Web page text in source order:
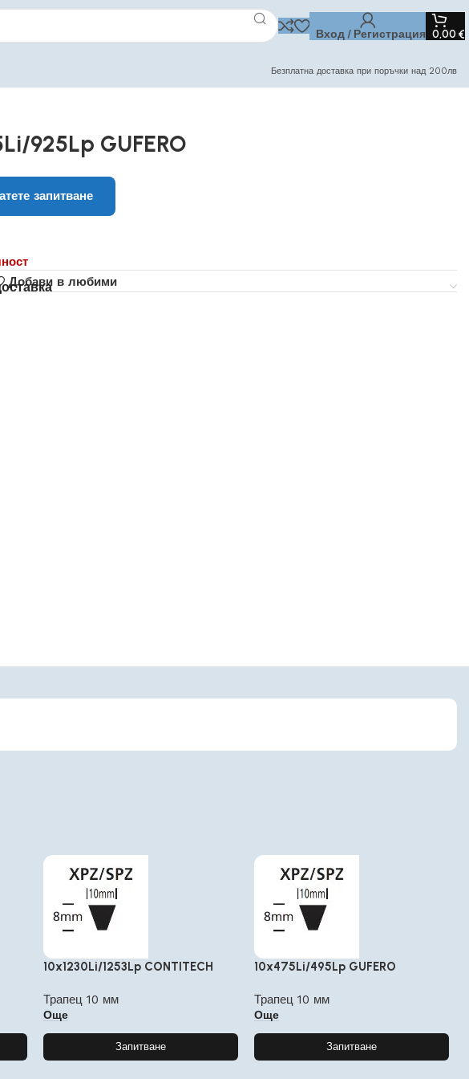
Вход / Регистрация 0,00 €
Безплатна доставка при поръчки над 200лв
925Lp GUFERO
запитване
Добави в любими
10x1230Li/1253Lp CONTITECH
Трапец 10 мм
Още
Запитване
10x475Li/495Lp GUFERO
Трапец 10 мм
Още
Запитване